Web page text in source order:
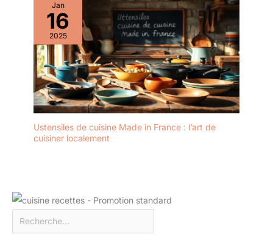
Jan
16
2025
Ustensiles de cuisine Made in France : l’art de
cuisiner localement